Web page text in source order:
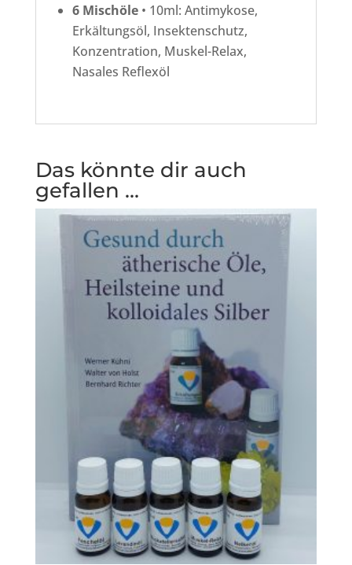
6 Mischöle• 10ml: Antimykose,
Erkältungsöl, Insektenschutz,
Konzentration, Muskel-Relax,
Nasales Reflexöl
Das könnte dir auch
gefallen …